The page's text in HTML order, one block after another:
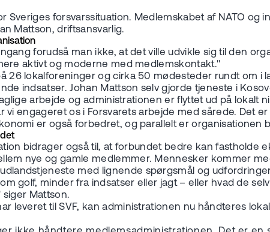
Sveriges forsvarssituation. Medlemskabet af NATO
Mattson, driftsansvarlig.
forudså man ikke, at det ville udvikle sig til den
aktivt og moderne med medlemskontakt."
26 lokalforeninger og cirka 50 mødesteder rundt om
indsatser. Johan Mattson selv gjorde tjeneste i
arbejde og administrationen er flyttet ud på lokalt
vi engageret os i Forsvarets arbejde med sårede. Det
er også forbedret, og parallelt er organisationen
bidrager også til, at forbundet bedre kan
nye og gamle medlemmer. Mennesker kommer
med lignende spørgsmål og
golf, minder fra indsatser eller jagt – eller hvad de
siger Mattson.
leveret til SVF, kan administrationen nu håndteres